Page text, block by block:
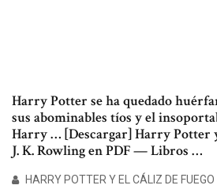
Harry Potter se ha quedado
sus abominables tíos y el
Harry … [Descargar] Harry Potter
J. K. Rowling en PDF — Libros …
HARRY POTTER Y EL CÁLIZ DE